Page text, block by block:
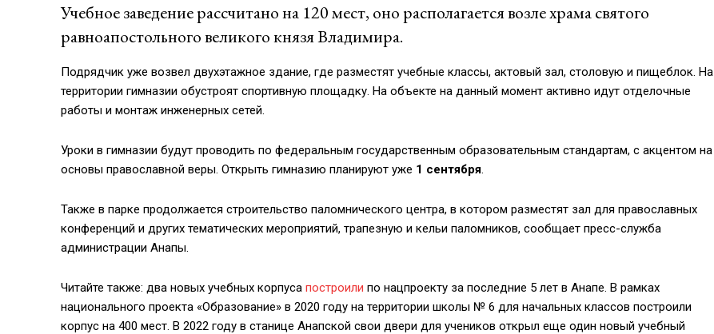
Учебное заведение рассчитано на 120 мест, оно располагается возле храма святого
равноапостольного великого князя Владимира.
Подрядчик уже возвел двухэтажное здание, где разместят учебные классы, актовый зал, столовую и пищеблок. На
территории гимназии обустроят спортивную площадку. На объекте на данный момент активно идут отделочные
работы и монтаж инженерных сетей.
Уроки в гимназии будут проводить по федеральным государственным образовательным стандартам, с акцентом на
основы православной веры. Открыть гимназию планируют уже 1 сентября.
Также в парке продолжается строительство паломнического центра, в котором разместят зал для православных
конференций и других тематических мероприятий, трапезную и кельи паломников, сообщает пресс-служба
администрации Анапы.
Читайте также: два новых учебных корпуса построили по нацпроекту за последние 5 лет в Анапе. В рамках
национального проекта «Образование» в 2020 году на территории школы № 6 для начальных классов построили
корпус на 400 мест. В 2022 году в станице Анапской свои двери для учеников открыл еще один новый учебный